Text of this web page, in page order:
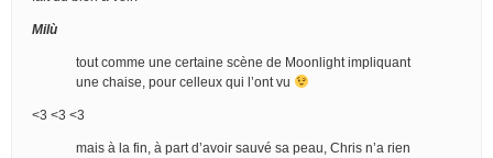
Milù
tout comme une certaine scène de Moonlight impliquant
une chaise, pour celleux qui l’ont vu
<3 <3 <3
mais à la fin, à part d’avoir sauvé sa peau, Chris n’a rien